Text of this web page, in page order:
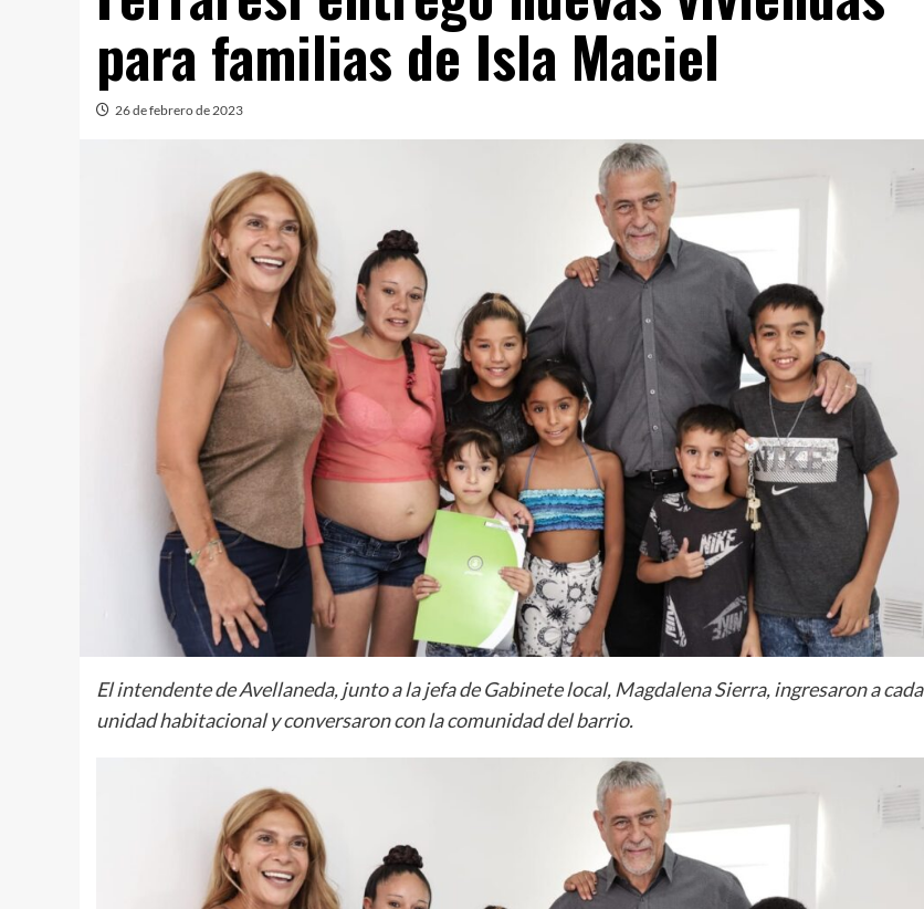
para familias de Isla Maciel
26 de febrero de 2023
El intendente de Avellaneda, junto a la jefa de Gabinete local, Magdalena Sierra, ingresaron a cada
unidad habitacional y conversaron con la comunidad del barrio.